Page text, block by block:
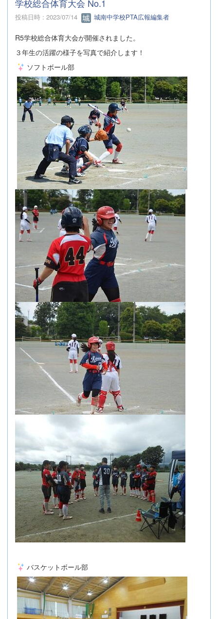
学校総合体育大会 No.1
投稿日時 : 2023/07/14 城南中学校PTA広報編集者
R5学校総合体育大会が開催されました。
３年生の活躍の様子を写真で紹介します！
ソフトボール部
バスケットボール部